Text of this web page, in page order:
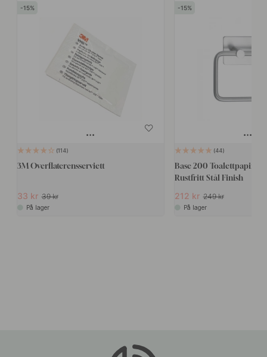
15
114
3M Overflaterensserviett
33 kr 39 kr
På lager
15
44
Base 200
Rustfritt Stål Finish
212 kr 249 kr
På lager